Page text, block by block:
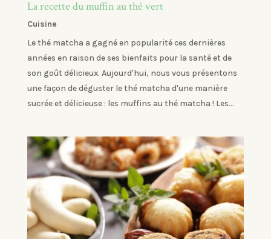
La recette du muffin au thé vert
Cuisine
Le thé matcha a gagné en popularité ces dernières
années en raison de ses bienfaits pour la santé et de
son goût délicieux. Aujourd'hui, nous vous présentons
une façon de déguster le thé matcha d'une manière
sucrée et délicieuse : les muffins au thé matcha ! Les...